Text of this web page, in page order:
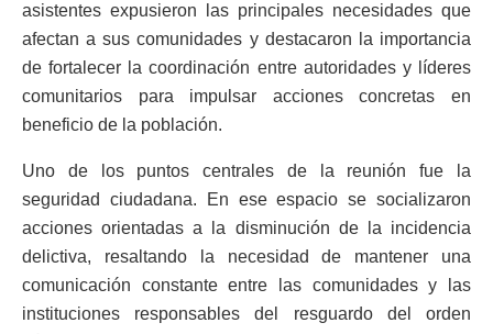
asistentes expusieron las principales necesidades que
afectan a sus comunidades y destacaron la importancia
de fortalecer la coordinación entre autoridades y líderes
comunitarios para impulsar acciones concretas en
beneficio de la población.
Uno de los puntos centrales de la reunión fue la
seguridad ciudadana. En ese espacio se socializaron
acciones orientadas a la disminución de la incidencia
delictiva, resaltando la necesidad de mantener una
comunicación constante entre las comunidades y las
instituciones responsables del resguardo del orden